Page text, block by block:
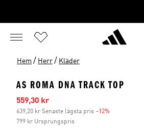
Hem / Herr / Kläder
AS ROMA DNA TRACK TOP
Reapris
559,30 kr
639,20 kr Senaste lägsta pris -12%
799 kr Ursprungspris